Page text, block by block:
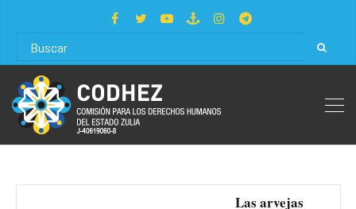
Las arvejas